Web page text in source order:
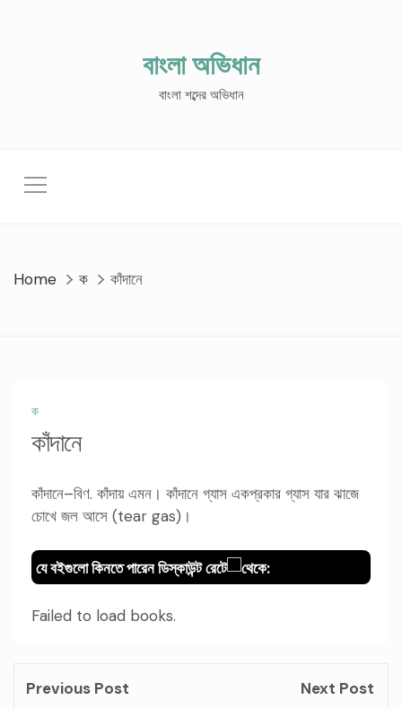
বাংলা অভিধান
বাংলা শব্দের অভিধান
Home ক কাঁদানে
ক
কাঁদানে
কাঁদানে–বিণ. কাঁদায় এমন। কাঁদানে গ্যাস একপ্রকার গ্যাস যার ঝাজে
চোখে জল আসে (tear gas)।
যে বইগুলো কিনতে পারেন ডিস্কাউন্ট রেটে থেকে:
Failed to load books.
Previous Post
Next Post